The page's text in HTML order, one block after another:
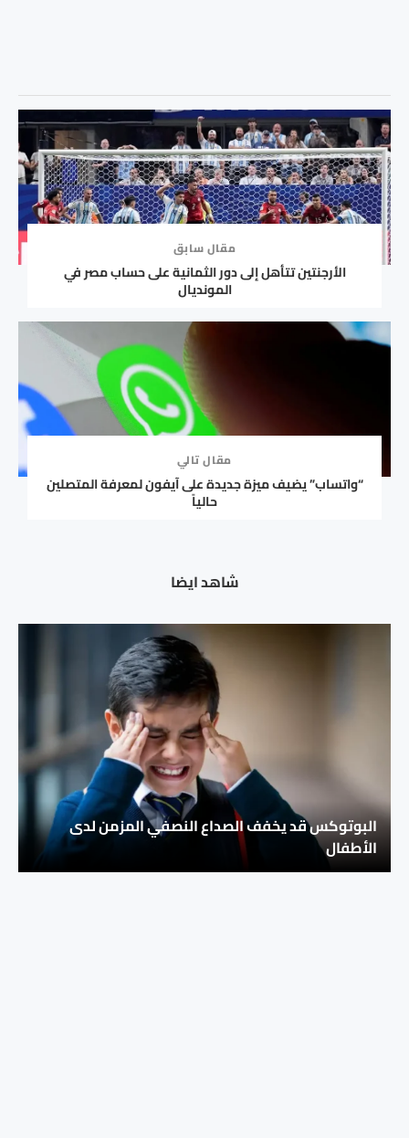
مقال سابق
الأرجنتين تتأهل إلى دور الثمانية على حساب مصر في
المونديال
مقال تالي
“واتساب” يضيف ميزة جديدة على آيفون لمعرفة المتصلين
حالياً
شاهد ايضا
البوتوكس قد يخفف الصداع النصفي المزمن لدى
الأطفال